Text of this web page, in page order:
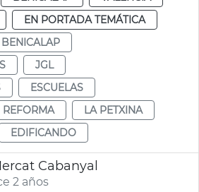
EN PORTADA TEMÁTICA
BENICALAP
JGL
ESCUELAS
REFORMA
LA PETXINA
EDIFICANDO
Cabanyal
2 años